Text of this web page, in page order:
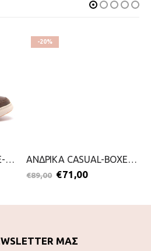
ΑΝΔΡΙΚΑ CASUAL-GALE-2111-0271-ΚΑΦΕ
-20%
ΑΝΔΡΙΚΑ CASUAL-BOXER-2111-0227-ΜΑΥΡΟ
€89,00 €71,00
ΜΑΣ